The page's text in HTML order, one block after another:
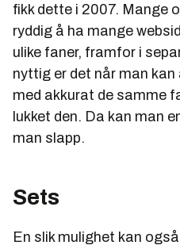
fikk dette i 2007. Mange
ryddig å ha mange
ulike faner, framfor i
nyttig er det når man
med akkurat de samme
lukket den. Da kan man
man slapp.
Sets
En slik mulighet kan